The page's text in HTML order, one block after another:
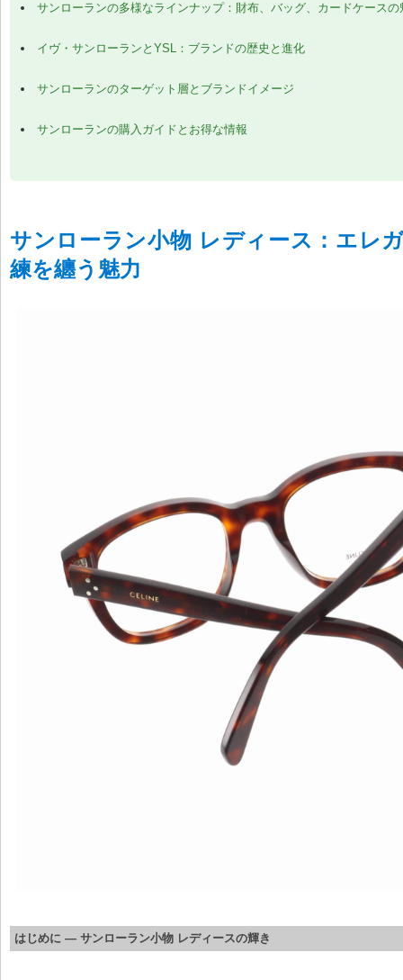
サンローランの多様なラインナップ：財布、バッグ、カードケースの
イヴ・サンローランとYSL：ブランドの歴史と進化
サンローランのターゲット層とブランドイメージ
サンローランの購入ガイドとお得な情報
サンローラン小物 レディース：エレ
練を纏う魅力
はじめに — サンローラン小物 レディースの輝き